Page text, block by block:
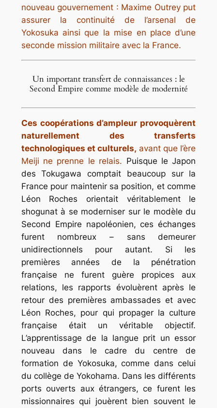
nouveau gouvernement : Maxime Outrey put
assurer la continuité de l’arsenal de
Yokosuka ainsi que la mise en place d’une
seconde mission militaire avec la France.
Un important transfert de connaissances : le
Second Empire comme modèle de modernité
Ces coopérations d’ampleur provoquèrent
naturellement des transferts
technologiques et culturels, avant que l’ère
Meiji ne prenne le relais. Puisque le Japon
des Tokugawa comptait beaucoup sur la
France pour maintenir sa position, et comme
Léon Roches orientait véritablement le
shogunat à se moderniser sur le modèle du
Second Empire napoléonien, ces échanges
furent nombreux – sans demeurer
unidirectionnels pour autant. Si les
premières années de la pénétration
française ne furent guère propices aux
relations, les rapports évoluèrent après le
retour des premières ambassades et avec
Léon Roches, pour qui propager la culture
française était un véritable objectif.
L’apprentissage de la langue prit un essor
nouveau dans le cadre du centre de
formation de Yokosuka, comme dans celui
du collège de Yokohama. Dans les différents
ports ouverts aux étrangers, ce furent les
missionnaires qui jouèrent bien souvent le